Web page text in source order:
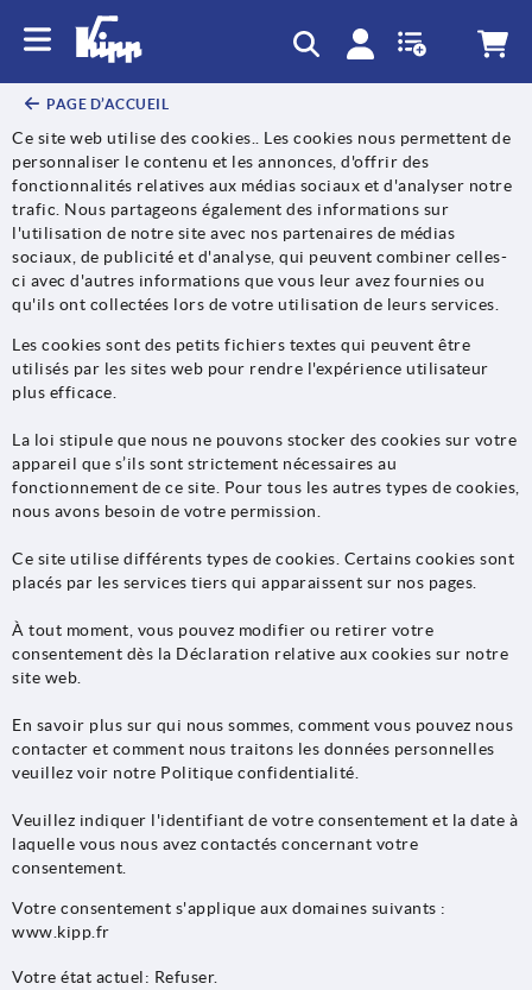
PAGE D’ACCUEIL
Ce site web utilise des cookies.. Les cookies nous permettent de
personnaliser le contenu et les annonces, d'offrir des
fonctionnalités relatives aux médias sociaux et d'analyser notre
trafic. Nous partageons également des informations sur
l'utilisation de notre site avec nos partenaires de médias
sociaux, de publicité et d'analyse, qui peuvent combiner celles-
ci avec d'autres informations que vous leur avez fournies ou
qu'ils ont collectées lors de votre utilisation de leurs services.
Les cookies sont des petits fichiers textes qui peuvent être
utilisés par les sites web pour rendre l'expérience utilisateur
plus efficace.
La loi stipule que nous ne pouvons stocker des cookies sur votre
appareil que s’ils sont strictement nécessaires au
fonctionnement de ce site. Pour tous les autres types de cookies,
nous avons besoin de votre permission.
Ce site utilise différents types de cookies. Certains cookies sont
placés par les services tiers qui apparaissent sur nos pages.
À tout moment, vous pouvez modifier ou retirer votre
consentement dès la Déclaration relative aux cookies sur notre
site web.
En savoir plus sur qui nous sommes, comment vous pouvez nous
contacter et comment nous traitons les données personnelles
veuillez voir notre Politique confidentialité.
Veuillez indiquer l'identifiant de votre consentement et la date à
laquelle vous nous avez contactés concernant votre
consentement.
Votre consentement s'applique aux domaines suivants :
www.kipp.fr
Votre état ​​actuel: Refuser.